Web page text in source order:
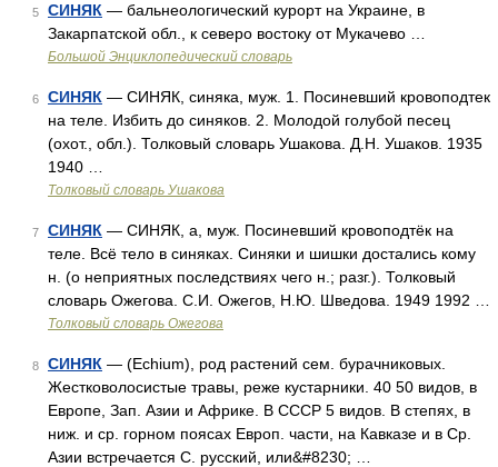
5 СИНЯК — бальнеологический курорт на Украине, в
Закарпатской обл., к северо востоку от Мукачево …
Большой Энциклопедический словарь
6 СИНЯК — СИНЯК, синяка, муж. 1. Посиневший кровоподтек
на теле. Избить до синяков. 2. Молодой голубой песец
(охот., обл.). Толковый словарь Ушакова. Д.Н. Ушаков. 1935
1940 …
Толковый словарь Ушакова
7 СИНЯК — СИНЯК, а, муж. Посиневший кровоподтёк на
теле. Всё тело в синяках. Синяки и шишки достались кому
н. (о неприятных последствиях чего н.; разг.). Толковый
словарь Ожегова. С.И. Ожегов, Н.Ю. Шведова. 1949 1992 …
Толковый словарь Ожегова
8 СИНЯК — (Echium), род растений сем. бурачниковых.
Жестковолосистые травы, реже кустарники. 40 50 видов, в
Европе, Зап. Азии и Африке. В СССР 5 видов. В степях, в
ниж. и ср. горном поясах Европ. части, на Кавказе и в Ср.
Азии встречается С. русский, или&#8230; …